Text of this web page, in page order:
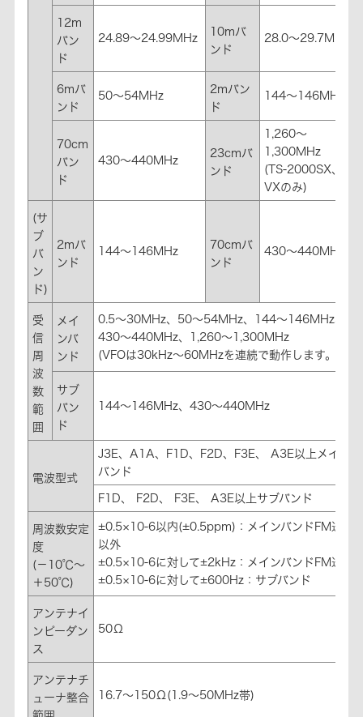
12m
バン
ド
24.89～24.99MHz
10mバ
ンド
28.0～29.7MHz
6mバ
ンド
50～54MHz
2mバン
ド
144～146MHz
70cm
バン
ド
430～440MHz
23cmバ
ンド
1,260～
1,300MHz
(TS-2000SX、
VXのみ)
(サ
ブ
バ
ン
ド)
2mバ
ンド
144～146MHz
70cmバ
ンド
430～440MHz
受
信
周
波
数
範
囲
メイ
ンバ
ンド
0.5～30MHz、50～54MHz、144～146MHz、
430～440MHz、1,260～1,300MHz
(VFOは30kHz～60MHzを連続で動作します。)
サブ
バン
ド
144～146MHz、430～440MHz
電波型式
J3E、A1A、F1D、F2D、F3E、 A3E以上メイン
バンド
F1D、 F2D、 F3E、 A3E以上サブバンド
周波数安定
度
(－10℃～
＋50℃)
±0.5×10-6以内(±0.5ppm)：メインバンドFM送信
以外
±0.5×10-6に対して±2kHz：メインバンドFM送信
±0.5×10-6に対して±600Hz：サブバンド
アンテナイ
ンピーダン
ス
50Ω
アンテナチ
ューナ整合
16.7～150Ω(1.9～50MHz帯)